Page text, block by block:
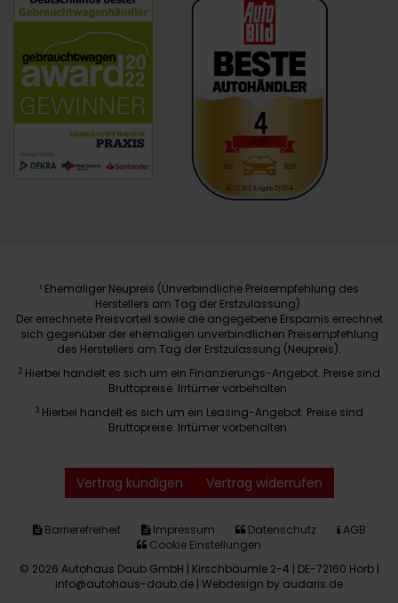
1 Ehemaliger Neupreis (Unverbindliche Preisempfehlung des
Herstellers am Tag der Erstzulassung).
Der errechnete Preisvorteil sowie die angegebene Ersparnis errechnet
sich gegenüber der ehemaligen unverbindlichen Preisempfehlung
des Herstellers am Tag der Erstzulassung (Neupreis).
2 Hierbei handelt es sich um ein Finanzierungs-Angebot. Preise sind
Bruttopreise. Irrtümer vorbehalten.
3 Hierbei handelt es sich um ein Leasing-Angebot. Preise sind
Bruttopreise. Irrtümer vorbehalten.
Vertrag kündigen Vertrag widerrufen
Barrierefreiheit Impressum Datenschutz
AGB
Cookie Einstellungen
© 2026 Autohaus Daub GmbH | Kirschbäumle 2-4 | DE-72160 Horb |
info@autohaus-daub.de | Webdesign by audaris.de